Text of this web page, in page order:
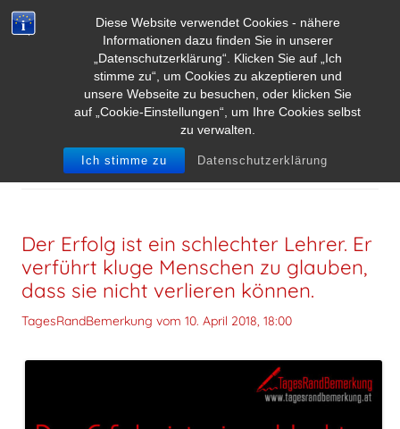
Diese Website verwendet Cookies - nähere
Informationen dazu finden Sie in unserer
„Datenschutzerklärung“. Klicken Sie auf „Ich
stimme zu“, um Cookies zu akzeptieren und
unsere Webseite zu besuchen, oder klicken Sie
auf „Cookie-Einstellungen“, um Ihre Cookies selbst
zu verwalten.
Ich stimme zu Datenschutzerklärung
SCHLAGWORT-ARCHIVE:VERLIEREN
Der Erfolg ist ein schlechter Lehrer. Er
verführt kluge Menschen zu glauben,
dass sie nicht verlieren können.
TagesRandBemerkung vom 10. April 2018, 18:00